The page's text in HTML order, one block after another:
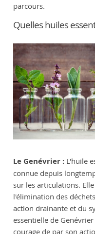
parcours.
Quelles huiles
Le Genévrier :L'huile
connue depuis
sur les articulations.
l'élimination des
action drainante et du
essentielle de
courage de par son